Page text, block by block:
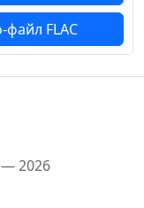
файл FLAC
— 2026